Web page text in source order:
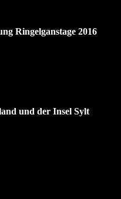
Ringelganstage 2016
und der Insel Sylt